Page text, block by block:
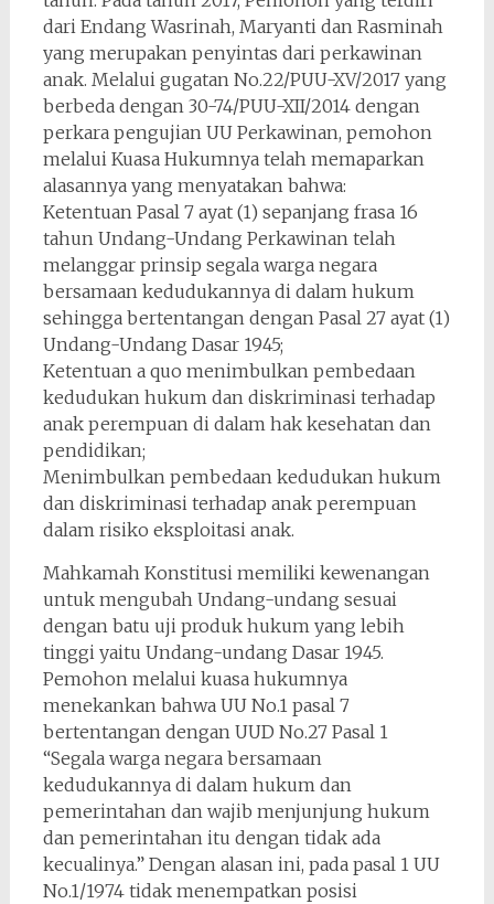
dari Endang Wasrinah, Maryanti dan Rasminah
yang merupakan penyintas dari perkawinan
anak. Melalui gugatan No.22/PUU-XV/2017 yang
berbeda dengan 30-74/PUU-XII/2014 dengan
perkara pengujian UU Perkawinan, pemohon
melalui Kuasa Hukumnya telah memaparkan
alasannya yang menyatakan bahwa:
Ketentuan Pasal 7 ayat (1) sepanjang frasa 16
tahun Undang-Undang Perkawinan telah
melanggar prinsip segala warga negara
bersamaan kedudukannya di dalam hukum
sehingga bertentangan dengan Pasal 27 ayat (1)
Undang-Undang Dasar 1945;
Ketentuan a quo menimbulkan pembedaan
kedudukan hukum dan diskriminasi terhadap
anak perempuan di dalam hak kesehatan dan
pendidikan;
Menimbulkan pembedaan kedudukan hukum
dan diskriminasi terhadap anak perempuan
dalam risiko eksploitasi anak.
Mahkamah Konstitusi memiliki kewenangan
untuk mengubah Undang-undang sesuai
dengan batu uji produk hukum yang lebih
tinggi yaitu Undang-undang Dasar 1945.
Pemohon melalui kuasa hukumnya
menekankan bahwa UU No.1 pasal 7
bertentangan dengan UUD No.27 Pasal 1
“Segala warga negara bersamaan
kedudukannya di dalam hukum dan
pemerintahan dan wajib menjunjung hukum
dan pemerintahan itu dengan tidak ada
kecualinya.” Dengan alasan ini, pada pasal 1 UU
No.1/1974 tidak menempatkan posisi